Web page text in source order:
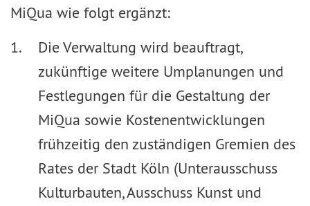
MiQua wie folgt ergänzt:
Die Verwaltung wird beauftragt,
zukünftige weitere Umplanungen und
Festlegungen für die Gestaltung der
MiQua sowie Kostenentwicklungen
frühzeitig den zuständigen Gremien des
Rates der Stadt Köln (Unterausschuss
Kulturbauten, Ausschuss Kunst und